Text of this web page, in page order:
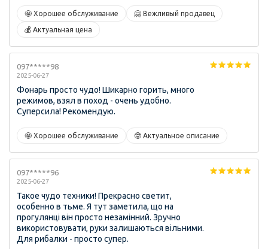
🤩 Хорошее обслуживание 🤗 Вежливый продавец
💰 Актуальная цена
097*****98
2025-06-27
Фонарь просто чудо! Шикарно горить, много
режимов, взял в поход - очень удобно.
Суперсила! Рекомендую.
🤩 Хорошее обслуживание 🤓 Актуальное описание
097*****96
2025-06-27
Такое чудо техники! Прекрасно светит,
особенно в тьме. Я тут заметила, що на
прогулянці він просто незамінний. Зручно
використовувати, руки залишаються вільними.
Для рибалки - просто супер.